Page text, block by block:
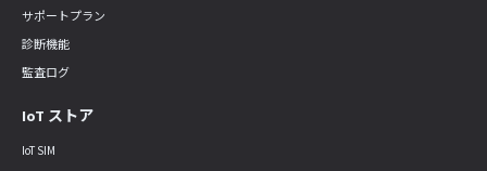
サポートプラン
診断機能
監査ログ
IoT ストア
IoT SIM